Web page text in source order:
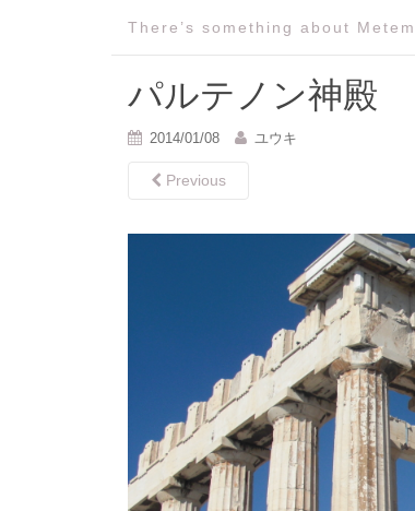
There’s something about Metem
パルテノン神殿
2014/01/08 ユウキ
Previous